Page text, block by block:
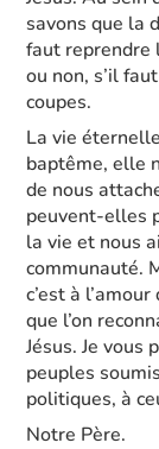
savons que la
faut reprendre
ou non, s’il
coupes.
La vie
baptême, elle
de nous
peuvent-elles
la vie et nous
communauté.
c’est à
que l’on
Jésus. Je vous
peuples
politiques, à
Notre Père.